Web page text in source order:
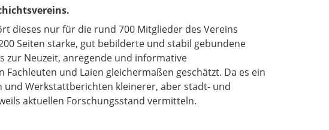
dieses nur für die rund 700 Mitglieder des Vereins
Seiten starke, gut bebilderte und stabil gebundene
zur Neuzeit, anregende und informative
und Laien gleichermaßen geschätzt. Da es ein
und Werkstattberichten kleinerer, aber stadt- und
aktuellen Forschungsstand vermitteln.